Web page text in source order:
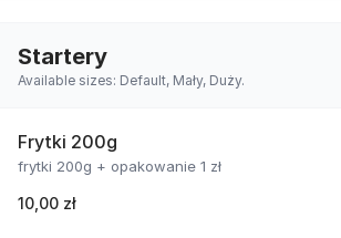
Startery
Available sizes: Default, Mały, Duży.
Frytki 200g
frytki 200g + opakowanie 1 zł
10,00 zł